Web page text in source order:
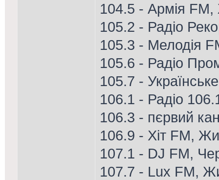
104.5 - Армія
105.2 - Радіо
105.3 - Мелодія
105.6 - Радіо
105.7 -
106.1 - Радіо
106.3 - пєрвий
106.9 - Хіт FM,
107.1 - DJ FM,
107.7 - Lux FM,